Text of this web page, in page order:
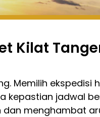
Kilat
Memilih ekspedisi
kepastian jadwal
dan menghambat